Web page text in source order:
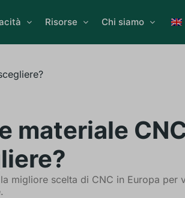
Risorse Chi siamo
materiale
la migliore scelta di CNC in Europa per